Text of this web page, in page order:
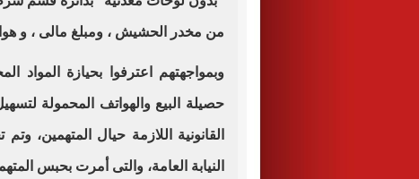
من مخدر الحشيش ، ومبلغ مالى ، و
وبمواجهتهم اعترفوا بحيازة المواد
حصيلة البيع والهواتف المحمولة
القانونية اللازمة حيال المتهمين،
النيابة العامة، والتى أمرت بحبس